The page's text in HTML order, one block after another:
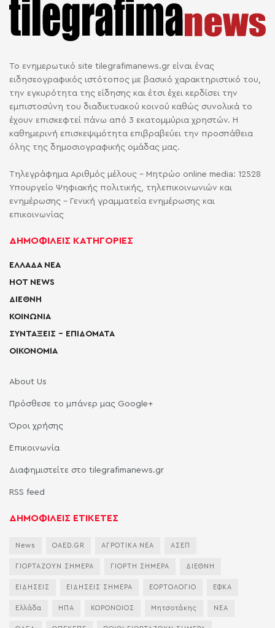
Το ενημερωτικό site tilegrafimanews.gr είναι ένας
ειδησεογραφικός ιστότοπος με βασικό χαρακτηριστικό του,
την εγκυρότητα της είδησης και έτσι έχει κερδίσει την
εμπιστοσύνη του διαδικτυακού κοινού καθώς συνολικά το
έχουν επισκεφτεί πάνω από 3 εκατομμύρια χρηστών. Η
καθημερινή επισκεψιμότητα επιβραβεύει την προσπάθεια
όλης της δημοσιογραφικής ομάδας μας.
Τηλεγράφημα Αριθμός μέλους - Μητρώο online media: 12528
Υπουργείο Ψηφιακής πολιτικής, τηλεπικοινωνιών και
ενημέρωσης - Γενική γραμματεία ενημέρωσης και
επικοινωνίας
ΔΗΜΟΦΙΛΕΙΣ ΚΑΤΗΓΟΡΙΕΣ
ΕΛΛΑΔΑ ΝΕΑ
HOT NEWS
ΔΙΕΘΝΗ
ΚΟΙΝΩΝΙΑ
ΣΥΝΤΑΞΕΙΣ – ΕΠΙΔΟΜΑΤΑ
ΟΙΚΟΝΟΜΙΑ
About Us
Πρόσθεσε το μπάνερ μας Google+
Όροι χρήσης
Επικοινωνία
Διαφημιστείτε στο tilegrafimanews.gr
RSS feed
ΔΗΜΟΦΙΛΕΙΣ ΕΤΙΚΕΤΕΣ
News OAED.GR ΑΓΡΟΤΙΚΑ ΝΕΑ ΑΣΕΠ
ΓΙΟΡΤΑΖΟΥΝ ΣΗΜΕΡΑ ΓΙΟΡΤΗ ΣΗΜΕΡΑ ΔΙΕΘΝΗ
ΕΙΔΗΣΕΙΣ ΕΙΔΗΣΕΙΣ ΣΗΜΕΡΑ ΕΟΡΤΟΛΟΓΙΟ ΕΦΚΑ
Ελλάδα ΗΠΑ ΚΟΡΟΝΟΙΟΣ Μητσοτάκης ΝΕΑ